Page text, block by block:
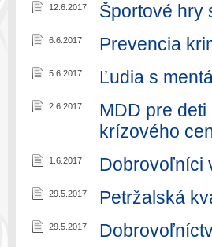
12.6.2017 Športové hry
6.6.2017 Prevencia
5.6.2017 Ľudia s
2.6.2017
MDD pre
krízového
1.6.2017 Dobrovoľníci
29.5.2017 Petržalská
29.5.2017